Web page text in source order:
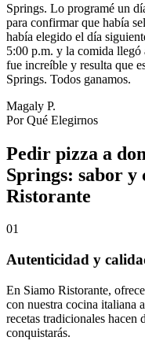
Springs. Lo programé un
para confirmar que había
había elegido el día
5:00 p.m. y la comida llegó
fue increíble y resulta que
Springs. Todos ganamos.
Magaly P.
Por Qué Elegirnos
Pedir pizza a
Springs: sabor y
Ristorante
01
Autenticidad y
En Siamo Ristorante,
con nuestra cocina italiana
recetas tradicionales hacen
conquistarás.